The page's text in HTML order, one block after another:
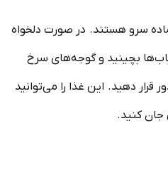
سرو هستند. در صورت دلخواه
بچینید و گوجه‌های سرخ
دهید. این غذا را می‌توانید
کنید.